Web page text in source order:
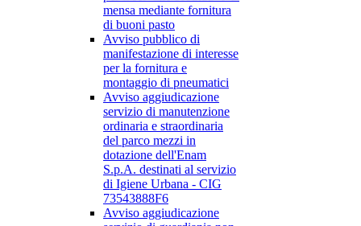
mensa mediante fornitura
di buoni pasto
Avviso pubblico di
manifestazione di interesse
per la fornitura e
montaggio di pneumatici
Avviso aggiudicazione
servizio di manutenzione
ordinaria e straordinaria
del parco mezzi in
dotazione dell'Enam
S.p.A. destinati al servizio
di Igiene Urbana - CIG
73543888F6
Avviso aggiudicazione